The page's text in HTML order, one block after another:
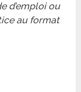
d’emploi ou
au format